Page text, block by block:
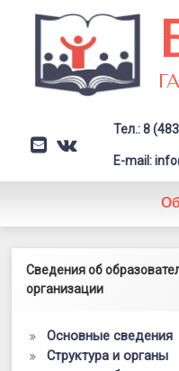
содержимому
E-mail
VK
Тел.: 8
E-mail:
Левый сайдбар
Сведения об
организации
Основные сведения
Структура и органы